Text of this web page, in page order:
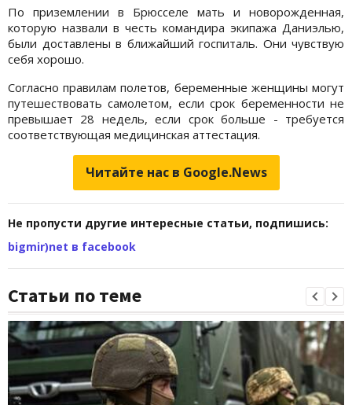
По приземлении в Брюсселе мать и новорожденная,
которую назвали в честь командира экипажа Даниэлью,
были доставлены в ближайший госпиталь. Они чувствую
себя хорошо.
Согласно правилам полетов, беременные женщины могут
путешествовать самолетом, если срок беременности не
превышает 28 недель, если срок больше - требуется
соответствующая медицинская аттестация.
Читайте нас в Google.News
Не пропусти другие интересные статьи, подпишись:
bigmir)net в facebook
Статьи по теме